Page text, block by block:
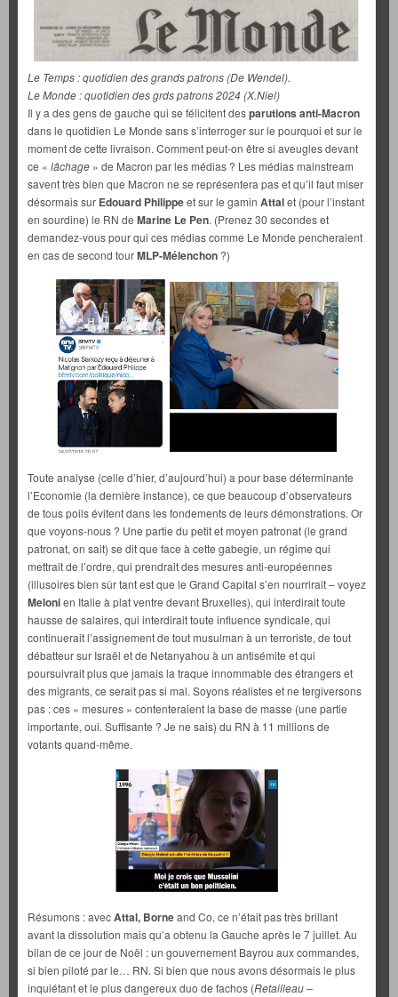
Le Temps : quotidien des grands patrons (De Wendel).
Le Monde : quotidien des grds patrons 2024 (X.Niel)
Il y a des gens de gauche qui se félicitent desparutions anti-Macron
dans le quotidien Le Monde sans s’interroger sur le pourquoi et sur le
moment de cette livraison. Comment peut-on être si aveugles devant
ce « lâchage » de Macron par les médias ? Les médias mainstream
savent très bien que Macron ne se représentera pas et qu’il faut miser
désormais sur Edouard Philippeet sur le gamin Attalet (pour l’instant
en sourdine) le RN de Marine Le Pen. (Prenez 30 secondes et
demandez-vous pour qui ces médias comme Le Monde pencheraient
en cas de second tourMLP-Mélenchon ?)
Toute analyse (celle d’hier, d’aujourd’hui) a pour base déterminante
l’Economie (la dernière instance), ce que beaucoup d’observateurs
de tous poils évitent dans les fondements de leurs démonstrations. Or
que voyons-nous ? Une partie du petit et moyen patronat (le grand
patronat, on sait) se dit que face à cette gabegie, un régime qui
mettrait de l’ordre, qui prendrait des mesures anti-européennes
(illusoires bien sûr tant est que le Grand Capital s’en nourrirait – voyez
Melonien Italie à plat ventre devant Bruxelles), qui interdirait toute
hausse de salaires, qui interdirait toute influence syndicale, qui
continuerait l’assignement de tout musulman à un terroriste, de tout
débatteur sur Israël et de Netanyahou à un antisémite et qui
poursuivrait plus que jamais la traque innommable des étrangers et
des migrants, ce serait pas si mal. Soyons réalistes et ne tergiversons
pas : ces « mesures » contenteraient la base de masse (une partie
importante, oui. Suffisante ? Je ne sais) du RN à 11 millions de
votants quand-même.
Résumons : avecAttal, Borneand Co, ce n’était pas très brillant
avant la dissolution mais qu’a obtenu la Gauche après le 7 juillet. Au
bilan de ce jour de Noël : un gouvernement Bayrou aux commandes,
si bien piloté par le… RN. Si bien que nous avons désormais le plus
inquiétant et le plus dangereux duo de fachos (Retailleau –